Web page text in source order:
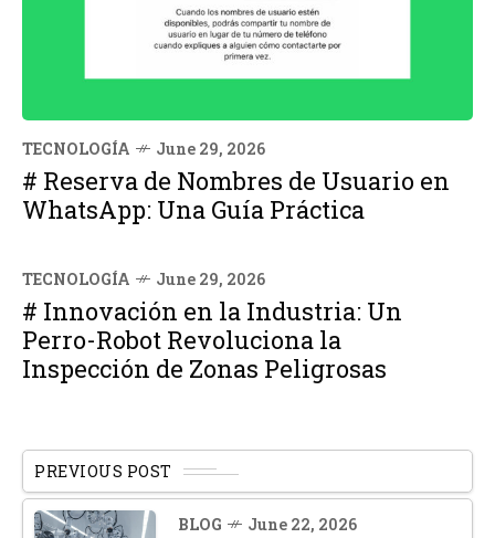
TECNOLOGÍA June 29, 2026
# Reserva de Nombres de Usuario en
WhatsApp: Una Guía Práctica
TECNOLOGÍA June 29, 2026
# Innovación en la Industria: Un
Perro-Robot Revoluciona la
Inspección de Zonas Peligrosas
PREVIOUS POST
BLOG June 22, 2026